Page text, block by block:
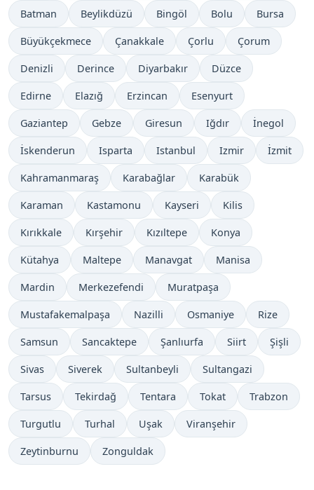
Batman Beylikdüzü Bingöl Bolu Bursa
Büyükçekmece Çanakkale Çorlu Çorum
Denizli Derince Diyarbakır Düzce
Edirne Elazığ Erzincan Esenyurt
Gaziantep Gebze Giresun Iğdır İnegol
İskenderun Isparta Istanbul Izmir İzmit
Kahramanmaraş Karabağlar Karabük
Karaman Kastamonu Kayseri Kilis
Kırıkkale Kırşehir Kızıltepe Konya
Kütahya Maltepe Manavgat Manisa
Mardin Merkezefendi Muratpaşa
Mustafakemalpaşa Nazilli Osmaniye Rize
Samsun Sancaktepe Şanlıurfa Siirt Şişli
Sivas Siverek Sultanbeyli Sultangazi
Tarsus Tekirdağ Tentara Tokat Trabzon
Turgutlu Turhal Uşak Viranşehir
Zeytinburnu Zonguldak